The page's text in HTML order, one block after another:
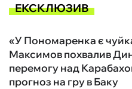
ЕКСКЛЮЗИВ
«У Пономаренка є
Максимов похвалив
перемогу над
прогноз на гру в Баку